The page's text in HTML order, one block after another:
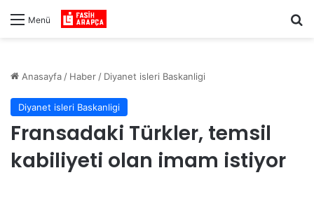
Menü
Anasayfa / Haber / Diyanet isleri Baskanligi
Diyanet isleri Baskanligi
Fransadaki Türkler, temsil
kabiliyeti olan imam istiyor